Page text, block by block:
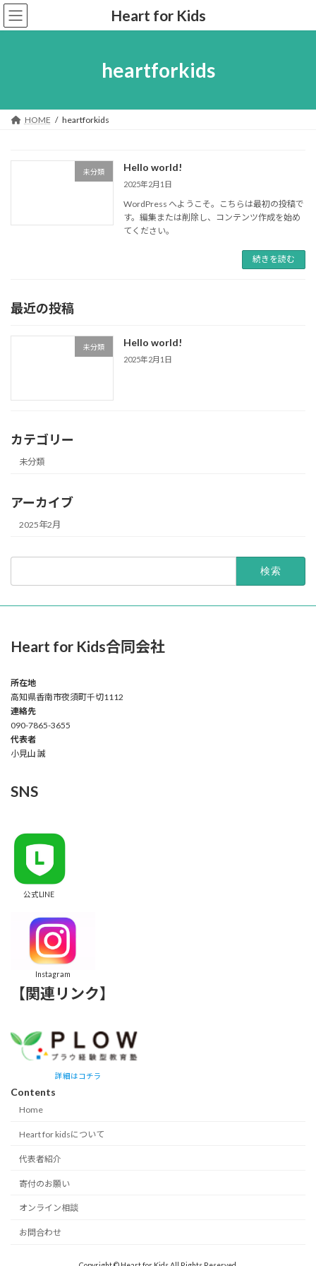
コ
ン
ナ
ビ
Heart for Kids
heartforkids
HOME heartforkids
未分類 Hello world!
2025年2月1日
WordPress へようこそ。こちらは最初の投稿で
す。編集または削除し、コンテンツ作成を始め
てください。
続きを読む
最近の投稿
未分類 Hello world!
2025年2月1日
カテゴリー
未分類
アーカイブ
2025年2月
Heart for Kids合同会社
所在地
高知県香南市夜須町千切1112
連絡先
090-7865-3655
代表者
小見山 誠
SNS
公式LINE
Instagram
【関連リンク】
詳細はコチラ
Contents
Home
Heart for kidsについて
代表者紹介
寄付のお願い
オンライン相談
お問合わせ